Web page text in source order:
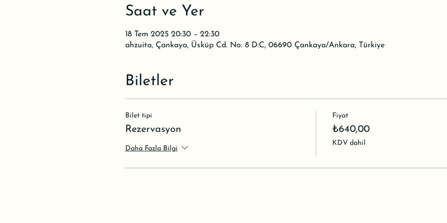
Saat ve Yer
18 Tem 2025 20:30 – 22:30
ahzuita, Çankaya, Üsküp Cd. No: 8 D:C, 06690 Çankaya/Ankara, Türkiye
Biletler
Bilet tipi
Rezervasyon
Daha Fazla Bilgi
Fiyat
₺640,00
KDV dahil